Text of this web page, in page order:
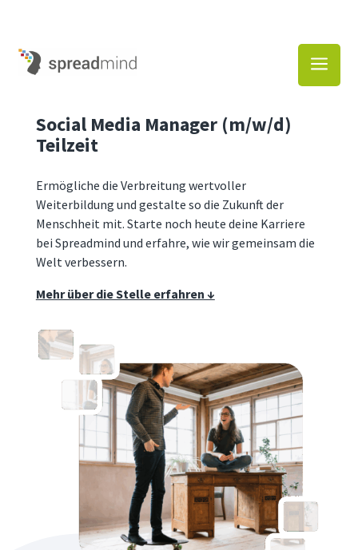
a
Social Media Manager (m/w/d)
Teilzeit
Ermögliche die Verbreitung wertvoller
Weiterbildung und gestalte so die Zukunft der
Menschheit mit. Starte noch heute deine Karriere
bei Spreadmind und erfahre, wie wir gemeinsam die
Welt verbessern.
Mehr über die Stelle erfahren ↓